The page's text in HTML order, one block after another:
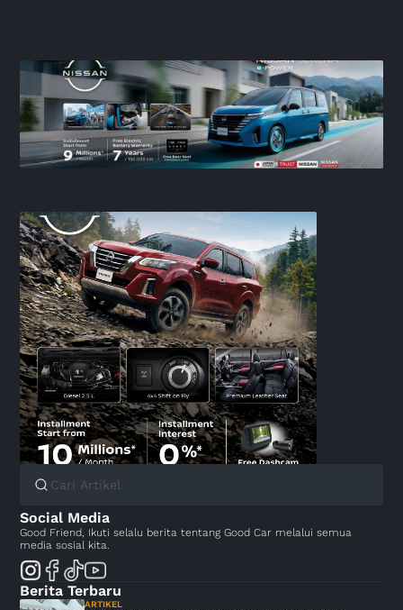
Social Media
Good Friend, Ikuti selalu berita tentang Good Car melalui semua
media sosial kita.
Berita Terbaru
ARTIKEL